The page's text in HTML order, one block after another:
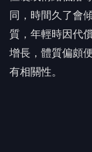
同，時間久了會
質，年輕時因代
增長，體質偏頗
有相關性。